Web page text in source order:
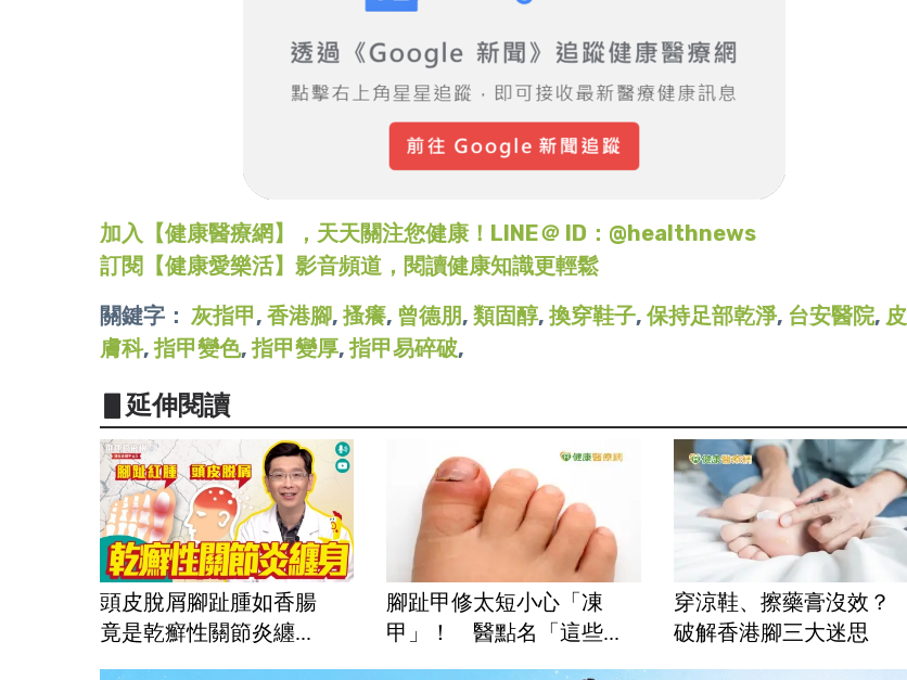
加入【健康醫療網】，天天關注您健康！LINE＠ ID：@healthnews
訂閱【健康愛樂活】影音頻道，閱讀健康知識更輕鬆
關鍵字： 灰指甲, 香港腳, 搔癢, 曾德朋, 類固醇, 換穿鞋子, 保持足部乾淨, 台安醫院, 皮
膚科, 指甲變色, 指甲變厚, 指甲易碎破,
▋延伸閱讀
頭皮脫屑腳趾腫如香腸
竟是乾癬性關節炎纏...
腳趾甲修太短小心「凍
甲」！ 醫點名「這些...
穿涼鞋、擦藥膏沒效？
破解香港腳三大迷思